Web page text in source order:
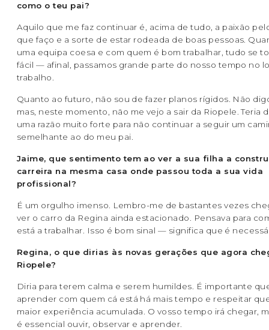
como o teu pai?
Aquilo que me faz continuar é, acima de tudo, a paixão
que faço e a sorte de estar rodeada de boas pessoas.
uma equipa coesa e com quem é bom trabalhar, tudo se
fácil — afinal, passamos grande parte do nosso tempo no
trabalho.
Quanto ao futuro, não sou de fazer planos rígidos. Não
mas, neste momento, não me vejo a sair da Riopele. Teria
uma razão muito forte para não continuar a seguir um
semelhante ao do meu pai.
Jaime, que sentimento tem ao ver a sua filha a
carreira na mesma casa onde passou toda a sua vida
profissional?
É um orgulho imenso. Lembro-me de bastantes vezes
ver o carro da Regina ainda estacionado. Pensava para
está a trabalhar. Isso é bom sinal — significa que é
Regina, o que dirias às novas gerações que agora
Riopele?
Diria para terem calma e serem humildes. É importante
aprender com quem cá está há mais tempo e respeitar
maior experiência acumulada. O vosso tempo irá chegar,
é essencial ouvir, observar e aprender.